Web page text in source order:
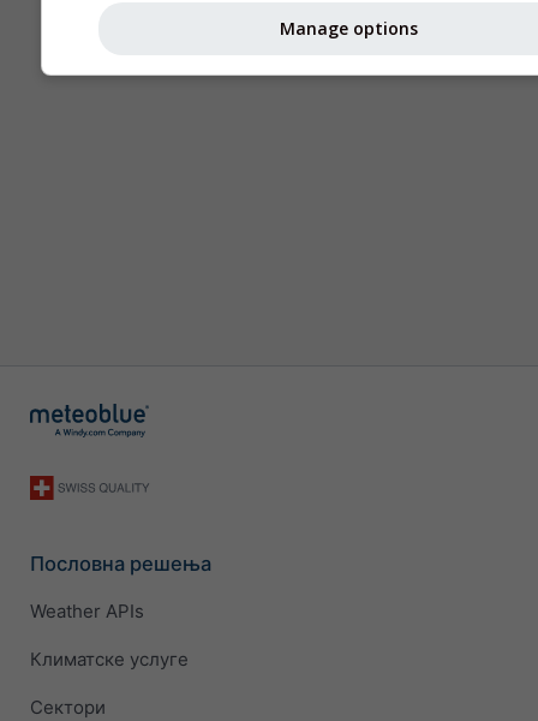
Пословна решења
Weather APIs
Климатске услуге
Сектори
Manage options